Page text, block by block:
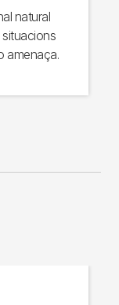
natural
amenaça.